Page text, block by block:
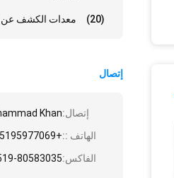
معدات الكشف (20)
إتصال
إتصال:Khan
الهاتف ::+8615195977069
الفاكس:80583035